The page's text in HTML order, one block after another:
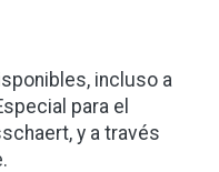
incluso a
para el
y a través